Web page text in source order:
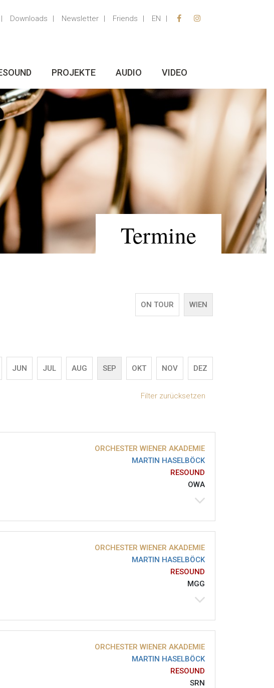
Downloads Newsletter Friends EN
PROJEKTE AUDIO VIDEO
Termine
ON TOUR WIEN
JUN JUL AUG SEP OKT NOV DEZ
Filter zurücksetzen
ORCHESTER WIENER AKADEMIE
MARTIN HASELBÖCK
RESOUND
OWA
ORCHESTER WIENER AKADEMIE
MARTIN HASELBÖCK
RESOUND
MGG
ORCHESTER WIENER AKADEMIE
MARTIN HASELBÖCK
RESOUND
SRN